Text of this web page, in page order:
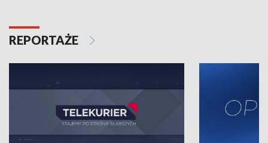
REPORTAŻE